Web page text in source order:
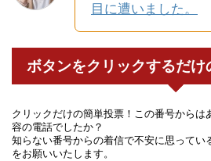
目に遭いました。
ボタンをクリックするだけ
クリックだけの簡単投票！この番号からは
容の電話でしたか？
知らない番号からの着信で不安に思ってい
をお願いいたします。